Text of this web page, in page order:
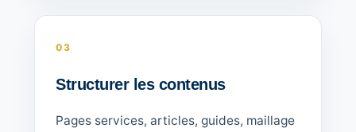
03
Structurer les contenus
Pages services, articles, guides, maillage